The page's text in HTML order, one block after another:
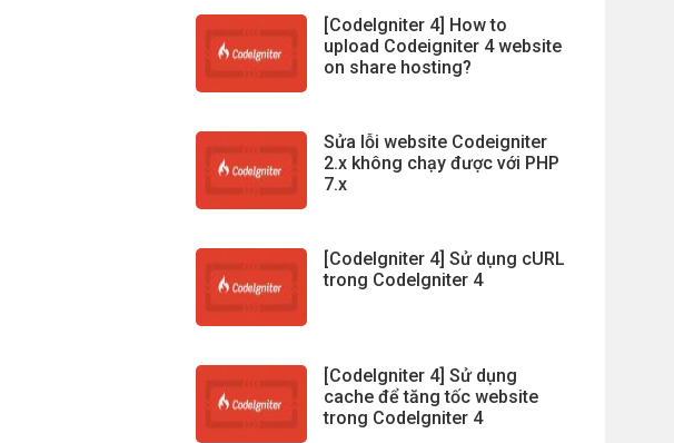
[CodeIgniter 4] How to
upload Codeigniter 4 website
on share hosting?
Sửa lỗi website Codeigniter
2.x không chạy được với PHP
7.x
[CodeIgniter 4] Sử dụng cURL
trong CodeIgniter 4
[CodeIgniter 4] Sử dụng
cache để tăng tốc website
trong CodeIgniter 4